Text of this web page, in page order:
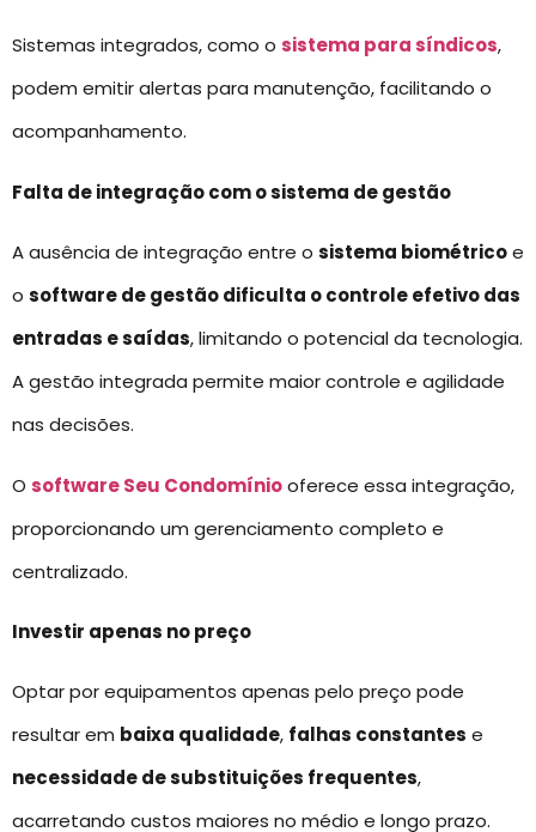
Sistemas integrados, como o sistema para síndicos,
podem emitir alertas para manutenção, facilitando o
acompanhamento.
Falta de integração com o sistema de gestão
A ausência de integração entre o sistema biométricoe
o software de gestão dificulta o controle efetivo das
entradas e saídas, limitando o potencial da tecnologia.
A gestão integrada permite maior controle e agilidade
nas decisões.
O software Seu Condomíniooferece essa integração,
proporcionando um gerenciamento completo e
centralizado.
Investir apenas no preço
Optar por equipamentos apenas pelo preço pode
resultar em baixa qualidade, falhas constantes e
necessidade de substituições frequentes,
acarretando custos maiores no médio e longo prazo.